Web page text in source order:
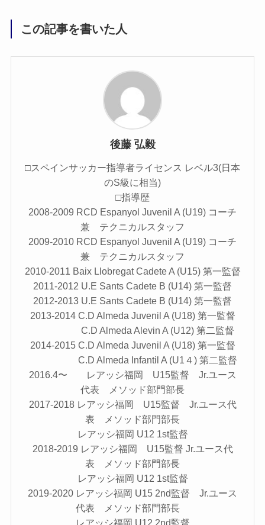
この記事を書いた人
後藤 弘毅
□スペインサッカー指導者ライセンス レベル3(日本
のS級に相当)
□指導歴
2008-2009 RCD Espanyol Juvenil A (U19) コーチ
兼 テクニカルスタッフ
2009-2010 RCD Espanyol Juvenil A (U19) コーチ
兼 テクニカルスタッフ
2010-2011 Baix Llobregat Cadete A (U15) 第一監督
2011-2012 U.E Sants Cadete B (U14) 第一監督
2012-2013 U.E Sants Cadete B (U14) 第一監督
2013-2014 C.D Almeda Juvenil A (U18) 第一監督
C.D Almeda Alevin A (U12) 第二監督
2014-2015 C.D Almeda Juvenil A (U18) 第一監督
C.D Almeda Infantil A (U1４) 第二監督
2016.4〜 レアッシ福岡 U15監督 Jr.ユース
代表 メソッド部門部長
2017-2018 レアッシ福岡 U15監督 Jr.ユース代
表 メソッド部門部長
レアッシ福岡 U12 1st監督
2018-2019 レアッシ福岡 U15監督 Jr.ユース代
表 メソッド部門部長
レアッシ福岡 U12 1st監督
2019-2020 レアッシ福岡 U15 2nd監督 Jr.ユース
代表 メソッド部門部長
レアッシ福岡 U12 2nd監督